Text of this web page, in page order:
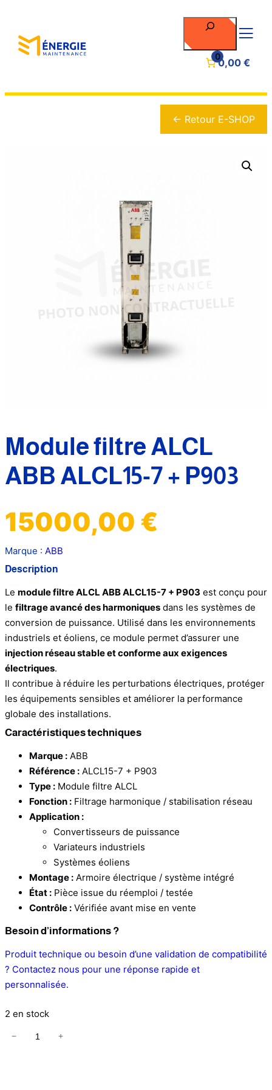
Rechercher
0
0,00 €
← Retour E-SHOP
Module filtre ALCL
ABB ALCL15-7 + P903
15000,00 €
Marque : ABB
Description
Le module filtre ALCL ABB ALCL15-7 + P903 est conçu pour
le filtrage avancé des harmoniques dans les systèmes de
conversion de puissance. Utilisé dans les environnements
industriels et éoliens, ce module permet d’assurer une
injection réseau stable et conforme aux exigences
électriques.
Il contribue à réduire les perturbations électriques, protéger
les équipements sensibles et améliorer la performance
globale des installations.
Caractéristiques techniques
Marque : ABB
Référence : ALCL15-7 + P903
Type : Module filtre ALCL
Fonction : Filtrage harmonique / stabilisation réseau
Application :
Convertisseurs de puissance
Variateurs industriels
Systèmes éoliens
Montage : Armoire électrique / système intégré
État : Pièce issue du réemploi / testée
Contrôle : Vérifiée avant mise en vente
Besoin d’informations ?
Produit technique ou besoin d’une validation de compatibilité
? Contactez nous pour une réponse rapide et
personnalisée.
2 en stock
− +